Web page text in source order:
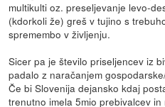
multikulti oz. preseljevanje levo-
(kdorkoli že) greš v tujino s
spremembo v življenju.
Sicer pa je število priseljencev iz
padalo z naračanjem
Če bi Slovenija dejansko kdaj
trenutno imela 5mio prebivalcev